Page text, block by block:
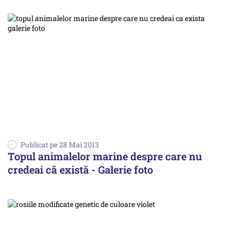
Publicat pe 28 Mai 2013
Topul animalelor marine despre care nu
credeai că există - Galerie foto